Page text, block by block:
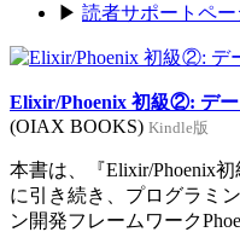
▶ 読者サポートペー
Elixir/Phoenix 初級②: デ
(OIAX BOOKS) Kindle版
本書は、『Elixir/Phoenix
に引き続き、プログラミ
ン開発フレームワーク